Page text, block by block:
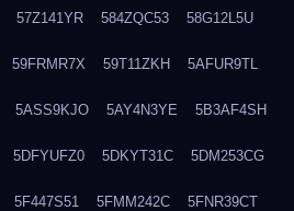
57Z141YR 584ZQC53 58G12L5U
59FRMR7X 59T11ZKH 5AFUR9TL
5ASS9KJO 5AY4N3YE 5B3AF4SH
5DFYUFZ0 5DKYT31C 5DM253CG
5F447S51 5FMM242C 5FNR39CT